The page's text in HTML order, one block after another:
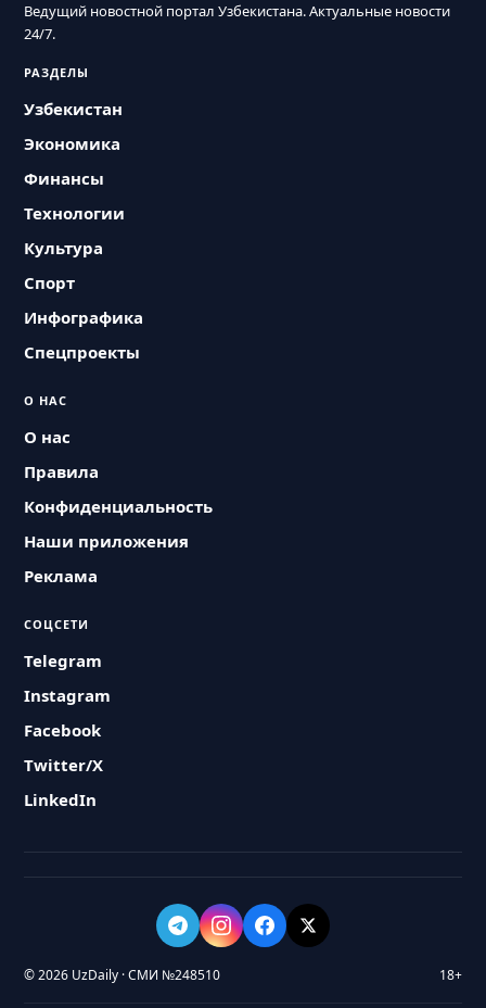
Ведущий новостной портал Узбекистана. Актуальные новости
24/7.
РАЗДЕЛЫ
Узбекистан
Экономика
Финансы
Технологии
Культура
Спорт
Инфографика
Спецпроекты
О НАС
О нас
Правила
Конфиденциальность
Наши приложения
Реклама
СОЦСЕТИ
Telegram
Instagram
Facebook
Twitter/X
LinkedIn
© 2026 UzDaily · СМИ №248510 18+